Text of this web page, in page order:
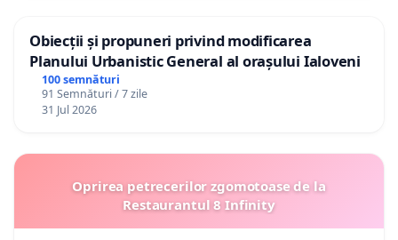
Obiecții și propuneri privind modificarea
Planului Urbanistic General al orașului Ialoveni
100 semnături
91 Semnături / 7 zile
31 Jul 2026
Oprirea petrecerilor zgomotoase de la
Restaurantul 8 Infinity